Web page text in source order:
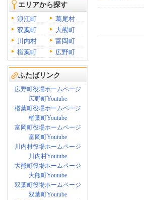
エリアから探す
浪江町
葛尾村
双葉町
大熊町
川内村
富岡町
楢葉町
広野町
ふたばリンク
広野町役場ホームページ
広野町Youtube
楢葉町役場ホームページ
楢葉町Youtube
富岡町役場ホームページ
富岡町Youtube
川内村役場ホームページ
川内村Youtube
大熊町役場ホームページ
大熊町Youtube
双葉町役場ホームページ
双葉町Youtube